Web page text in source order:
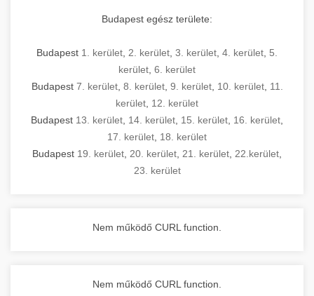
Budapest egész területe:
Budapest 1. kerület 2. kerület 3. kerület 4. kerület 5.
kerület 6. kerület
Budapest 7. kerület, 8. kerület, 9. kerület, 10. kerület, 11.
kerület 12. kerület
Budapest 13. kerület 14. kerület 15. kerület 16. kerület
17. kerület 18. kerület
Budapest 19. kerület 20. kerület 21. kerület 22.kerület
23. kerület
Nem működő CURL function.
Nem működő CURL function.